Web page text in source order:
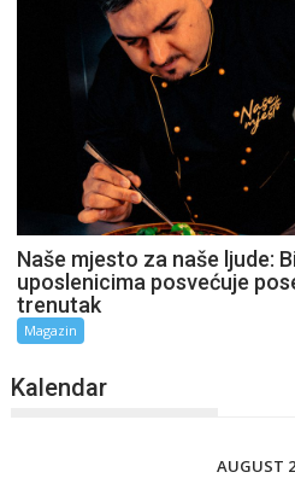
Naše mjesto za naše ljude:
uposlenicima posvećuje
trenutak
Magazin
Kalendar
AUGUST